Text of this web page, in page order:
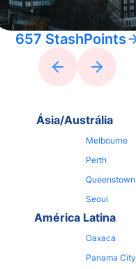
657 StashPoints
Ásia/Austrália
Melbourne
Perth
Queenstown
Seoul
América Latina
Oaxaca
Panama City